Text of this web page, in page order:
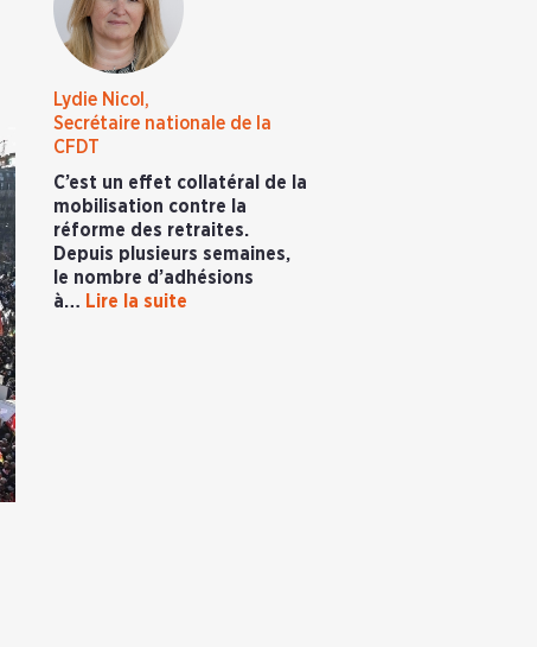
Lydie Nicol,
Secrétaire nationale de la
CFDT
C’est un effet collatéral de la
mobilisation contre la
réforme des retraites.
Depuis plusieurs semaines,
le nombre d’adhésions
à… Lire la suite